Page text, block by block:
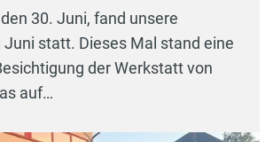
30. Juni, fand unsere
statt. Dieses Mal stand eine
der Werkstatt von
auf…